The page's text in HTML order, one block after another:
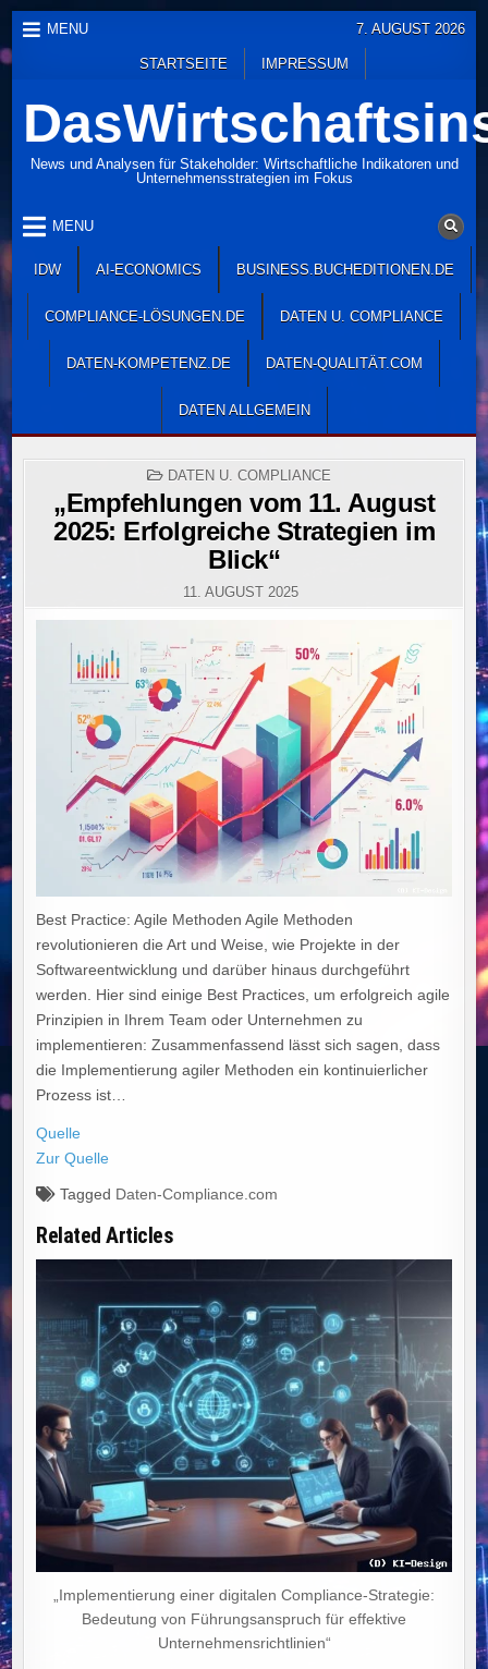
Skip
to
content
MENU
STARTSEITE IMPRESSUM
7. AUGUST 2026
News und Analysen für Stakeholder: Wirtschaftliche Indikatoren und
Unternehmensstrategien im Fokus
MENU
IDW AI-ECONOMICS BUSINESS.BUCHEDITIONEN.DE
COMPLIANCE-LÖSUNGEN.DE DATEN U. COMPLIANCE
DATEN-KOMPETENZ.DE DATEN-QUALITÄT.COM
DATEN ALLGEMEIN
POSTED
DATEN U. COMPLIANCE
„Empfehlungen vom 11. August
2025: Erfolgreiche Strategien im
Blick“
11. AUGUST 2025
Best Practice: Agile Methoden Agile Methoden
revolutionieren die Art und Weise, wie Projekte in der
Softwareentwicklung und darüber hinaus durchgeführt
werden. Hier sind einige Best Practices, um erfolgreich agile
Prinzipien in Ihrem Team oder Unternehmen zu
implementieren: Zusammenfassend lässt sich sagen, dass
die Implementierung agiler Methoden ein kontinuierlicher
Prozess ist…
Quelle
Zur Quelle
Tagged Daten-Compliance.com
Related Articles
„Implementierung einer digitalen Compliance-Strategie:
Bedeutung von Führungsanspruch für effektive
Unternehmensrichtlinien“